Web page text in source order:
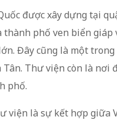
được xây dựng tại
thành phố ven biển
Đây cũng là một
Thư viện còn là nơi
phố.
viện là sự kết hợp giữa